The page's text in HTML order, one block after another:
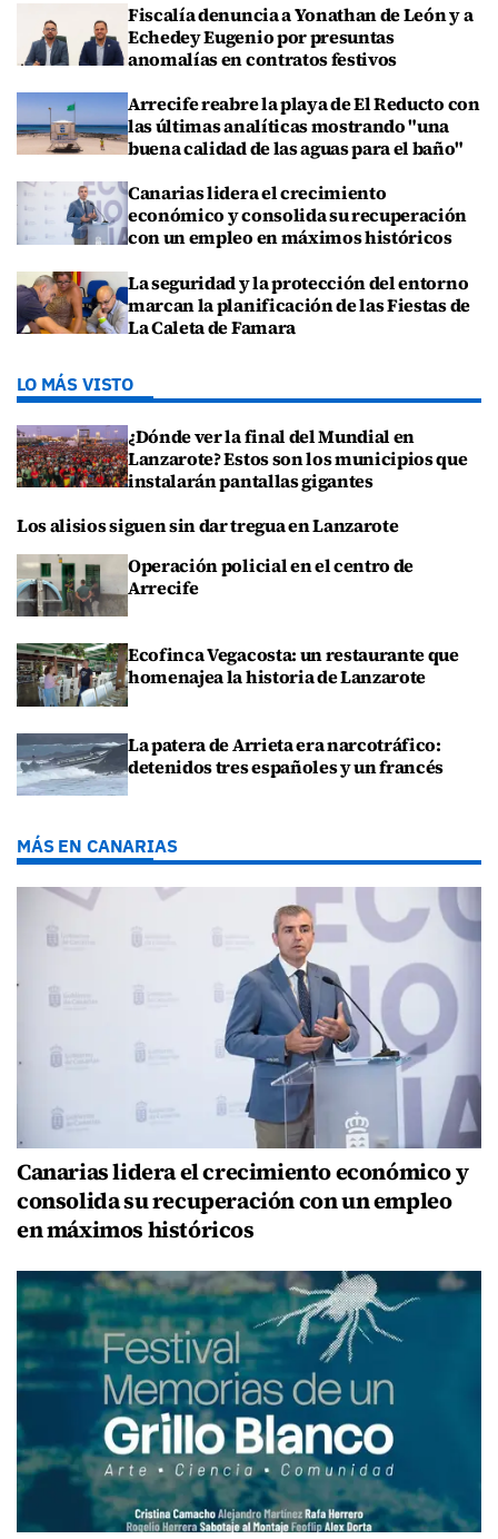
Fiscalía denuncia a Yonathan de León y a
Echedey Eugenio por presuntas
anomalías en contratos festivos
Arrecife reabre la playa de El Reducto con
las últimas analíticas mostrando "una
buena calidad de las aguas para el baño"
Canarias lidera el crecimiento
económico y consolida su recuperación
con un empleo en máximos históricos
La seguridad y la protección del entorno
marcan la planificación de las Fiestas de
La Caleta de Famara
LO MÁS VISTO
¿Dónde ver la final del Mundial en
Lanzarote? Estos son los municipios que
instalarán pantallas gigantes
Los alisios siguen sin dar tregua en Lanzarote
Operación policial en el centro de
Arrecife
Ecofinca Vegacosta: un restaurante que
homenajea la historia de Lanzarote
La patera de Arrieta era narcotráfico:
detenidos tres españoles y un francés
MÁS EN CANARIAS
Canarias lidera el crecimiento económico y
consolida su recuperación con un empleo
en máximos históricos